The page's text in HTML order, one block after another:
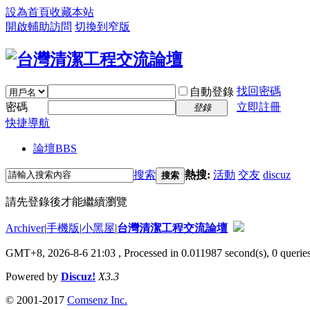
設為首頁收藏本站
開啟輔助訪問 切換到窄版
自動登錄 找回密碼
密碼
登錄
立即註冊
快捷導航
論壇BBS
搜索 搜索 熱搜: 活動 交友 discuz
請先登錄後才能繼續瀏覽
Archiver|手機版|小黑屋|台灣清潔工程交流論壇
GMT+8, 2026-8-6 21:03 , Processed in 0.011987 second(s), 0
Powered by Discuz! X3.3
© 2001-2017 Comsenz Inc.